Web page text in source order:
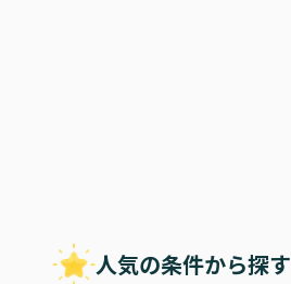
人気の条件から探す